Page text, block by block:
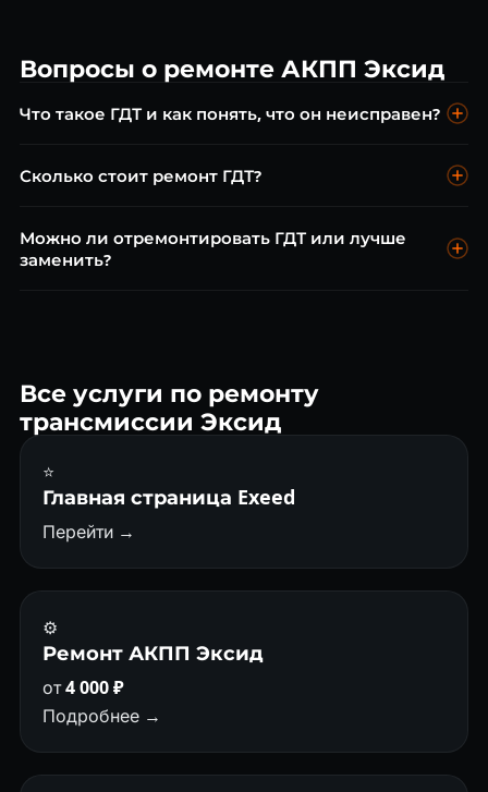
Вопросы о ремонте АКПП Эксид
Что такое ГДТ и как понять, что он неисправен?
двигателем и АКПП. Признаки неисправности: вибрация,
Бесплатная диагностика покажет точную причину.
Сколько стоит ремонт ГДТ?
накладки от 8 000 ₽, капитальный ремонт от 18 000 ₽.
Диагностика бесплатно. Цена зависит от марки и модели.
Можно ли отремонтировать ГДТ или лучше
заменить?
деталей.
Все услуги по ремонту
трансмиссии Эксид
⭐
Главная страница Exeed
Перейти →
⚙️
Ремонт АКПП Эксид
от4 000 ₽
Подробнее →